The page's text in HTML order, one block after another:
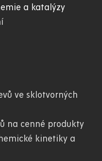
a katalýzy
ve sklotvorných
na cenné produkty
kinetiky a